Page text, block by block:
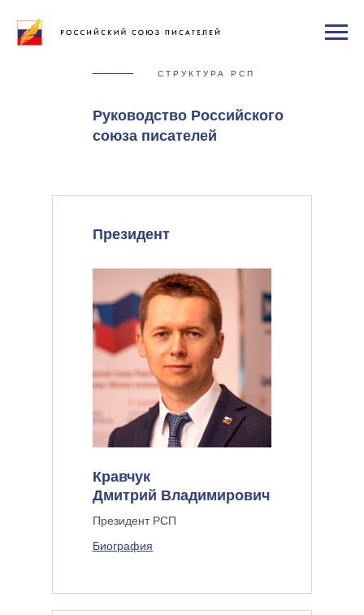
СТРУКТУРА РСП
Руководство Российского
союза писателей
Президент
Кравчук
Дмитрий Владимирович
Президент РСП
Биография